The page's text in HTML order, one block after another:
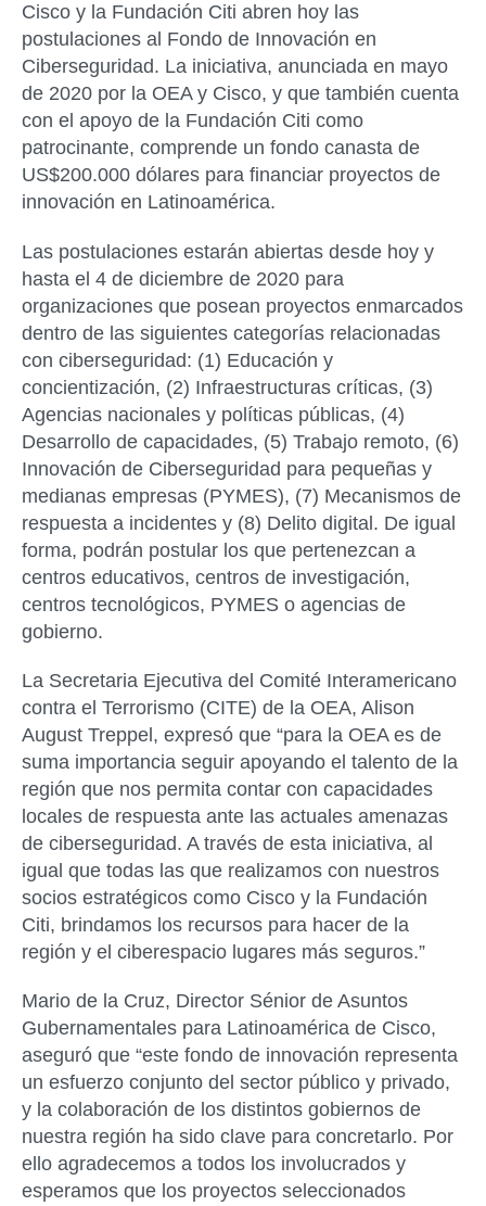
Cisco y la Fundación Citi abren hoy las
postulaciones al Fondo de Innovación en
Ciberseguridad. La iniciativa, anunciada en mayo
de 2020 por la OEA y Cisco, y que también cuenta
con el apoyo de la Fundación Citi como
patrocinante, comprende un fondo canasta de
US$200.000 dólares para financiar proyectos de
innovación en Latinoamérica.
Las postulaciones estarán abiertas desde hoy y
hasta el 4 de diciembre de 2020 para
organizaciones que posean proyectos enmarcados
dentro de las siguientes categorías relacionadas
con ciberseguridad: (1) Educación y
concientización, (2) Infraestructuras críticas, (3)
Agencias nacionales y políticas públicas, (4)
Desarrollo de capacidades, (5) Trabajo remoto, (6)
Innovación de Ciberseguridad para pequeñas y
medianas empresas (PYMES), (7) Mecanismos de
respuesta a incidentes y (8) Delito digital. De igual
forma, podrán postular los que pertenezcan a
centros educativos, centros de investigación,
centros tecnológicos, PYMES o agencias de
gobierno.
La Secretaria Ejecutiva del Comité Interamericano
contra el Terrorismo (CITE) de la OEA, Alison
August Treppel, expresó que “para la OEA es de
suma importancia seguir apoyando el talento de la
región que nos permita contar con capacidades
locales de respuesta ante las actuales amenazas
de ciberseguridad. A través de esta iniciativa, al
igual que todas las que realizamos con nuestros
socios estratégicos como Cisco y la Fundación
Citi, brindamos los recursos para hacer de la
región y el ciberespacio lugares más seguros.”
Mario de la Cruz, Director Sénior de Asuntos
Gubernamentales para Latinoamérica de Cisco,
aseguró que “este fondo de innovación representa
un esfuerzo conjunto del sector público y privado,
y la colaboración de los distintos gobiernos de
nuestra región ha sido clave para concretarlo. Por
ello agradecemos a todos los involucrados y
esperamos que los proyectos seleccionados